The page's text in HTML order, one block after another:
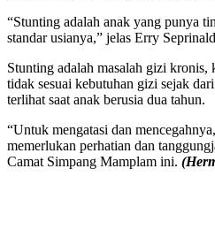
“Stunting adalah anak yang punya
standar usianya,” jelas Erry
Stunting adalah masalah gizi kronis,
tidak sesuai kebutuhan gizi sejak
terlihat saat anak berusia dua tahun.
“Untuk mengatasi dan
memerlukan perhatian dan
Camat Simpang Mamplam ini.